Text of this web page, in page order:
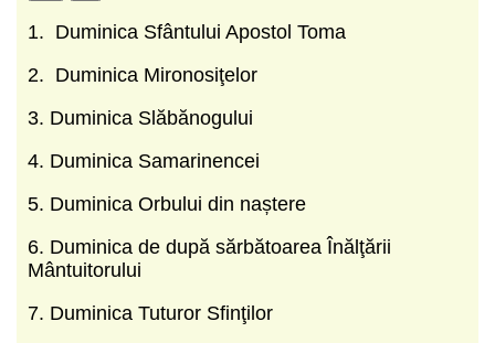
1. Duminica Sfântului Apostol Toma
2. Duminica Mironosiţelor
3. Duminica Slăbănogului
4. Duminica Samarinencei
5. Duminica Orbului din naștere
6. Duminica de după sărbătoarea Înălţării
Mântuitorului
7. Duminica Tuturor Sfinţilor